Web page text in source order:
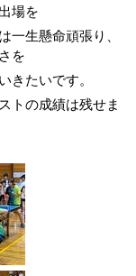
場を
一生懸命頑張り、
を
きたいです。
トの成績は残せま